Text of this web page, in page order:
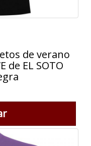
de verano
de EL SOTO